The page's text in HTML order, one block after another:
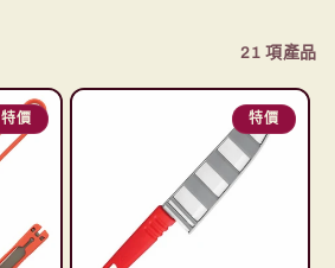
21 項產品
特價 特價